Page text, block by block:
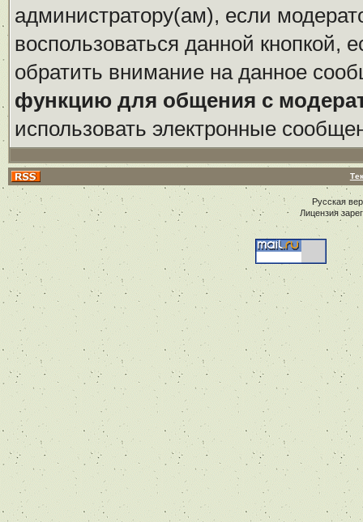
администратору(ам), если
воспользоваться данной
обратить внимание на данное
функцию для общения с
использовать электронные
Русская
Лицензия